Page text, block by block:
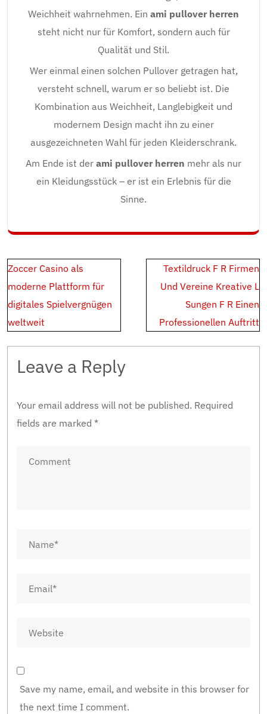
Weichheit wahrnehmen. Ein ami pullover herren
steht nicht nur für Komfort, sondern auch für
Qualität und Stil.
Wer einmal einen solchen Pullover getragen hat,
versteht schnell, warum er so beliebt ist. Die
Kombination aus Weichheit, Langlebigkeit und
modernem Design macht ihn zu einer
ausgezeichneten Wahl für jeden Kleiderschrank.
Am Ende ist der ami pullover herren mehr als nur
ein Kleidungsstück – er ist ein Erlebnis für die
Sinne.
Post
navigation
Zoccer Casino als
moderne Plattform für
digitales Spielvergnügen
weltweit
Textildruck F R Firmen
Und Vereine Kreative L
Sungen F R Einen
Professionellen Auftritt
Leave a Reply
Your email address will not be published. Required
fields are marked *
Save my name, email, and website in this browser for
the next time I comment.